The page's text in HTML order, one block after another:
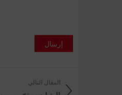
إرسال
المقال التالي